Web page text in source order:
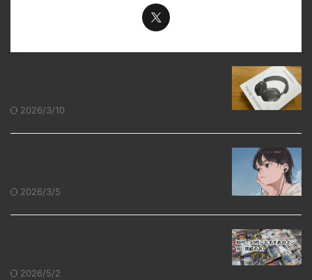
2026/3/10
2026/3/5
2026/5/2